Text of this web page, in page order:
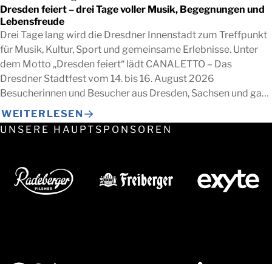
Dresden feiert – drei Tage voller Musik, Begegnungen und
Lebensfreude
Drei Tage lang wird die Dresdner Innenstadt zum Treffpunkt
für Musik, Kultur, Sport und gemeinsame Erlebnisse. Unter
dem Motto „Dresden feiert“ lädt CANALETTO – Das
Dresdner Stadtfest vom 14. bis 16. August 2026
Besucherinnen und Besucher aus Dresden, Sachsen und ganz
Deutschland ein, die besondere Atmosphäre der
Landeshauptstadt gemeinsam zu erleben. Zwischen
Altmarkt, Theaterplatz, Schlossplatz, […]
WEITERLESEN
UNSERE HAUPTSPONSOREN